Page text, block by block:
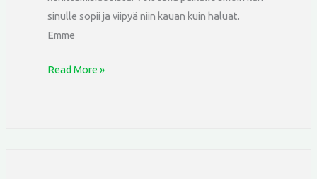
sinulle sopii ja viipyä niin kauan kuin haluat.
Emme
Read More »